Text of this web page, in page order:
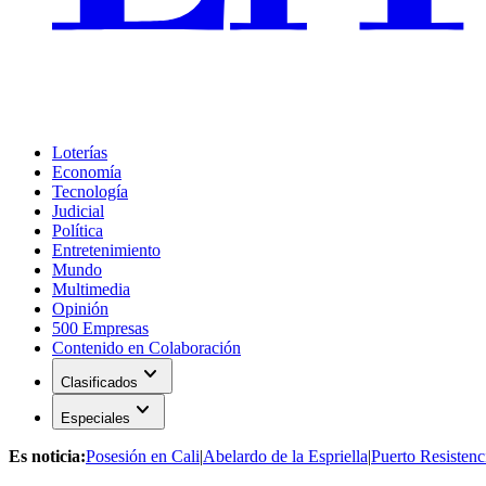
Loterías
Economía
Tecnología
Judicial
Política
Entretenimiento
Mundo
Multimedia
Opinión
500 Empresas
Contenido en Colaboración
Clasificados expand_more
Especiales expand_more
Es noticia:Posesión en Cali|Abelardo de la Espriella|Puerto